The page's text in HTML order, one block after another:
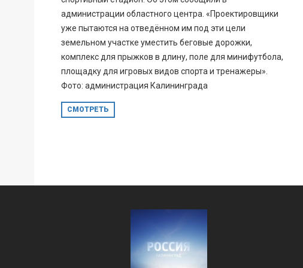
администрации областного центра. «Проектировщики
уже пытаются на отведённом им под эти цели
земельном участке уместить беговые дорожки,
комплекс для прыжков в длину, поле для минифутбола,
площадку для игровых видов спорта и тренажеры».
Фото: администрация Калининграда
СМОТРЕТЬ